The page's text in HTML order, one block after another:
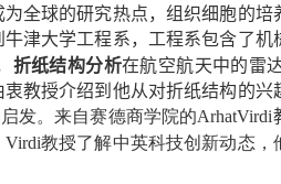
全球的研究热点，组织细胞的
津大学工程系，工程系包含了
折纸结构分析在航空航天中的雷
教授介绍到他从对折纸结构的
发。来自赛德商学院的ArhatVirdi
Virdi教授了解中英科技创新动态，